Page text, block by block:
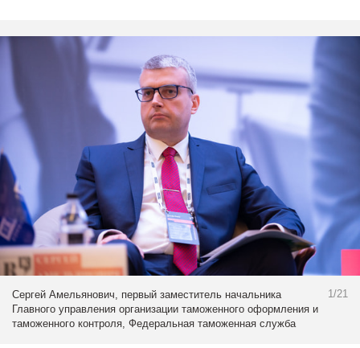
Сергей Амельянович, первый заместитель начальника
Главного управления организации таможенного оформления и
таможенного контроля, Федеральная таможенная служба
1/21